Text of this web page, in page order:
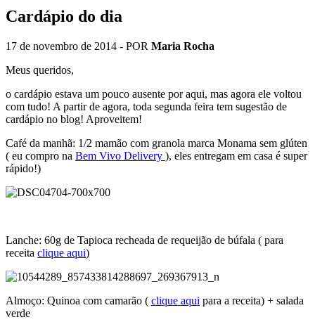
Cardápio do dia
17 de novembro de 2014 - POR Maria Rocha
Meus queridos,
o cardápio estava um pouco ausente por aqui, mas agora ele voltou
com tudo! A partir de agora, toda segunda feira tem sugestão de
cardápio no blog! Aproveitem!
Café da manhã: 1/2 mamão com granola marca Monama sem glúten
( eu compro na Bem Vivo Delivery ), eles entregam em casa é super
rápido!)
Lanche: 60g de Tapioca recheada de requeijão de búfala ( para
receita clique aqui)
Almoço: Quinoa com camarão ( clique aqui para a receita) + salada
verde